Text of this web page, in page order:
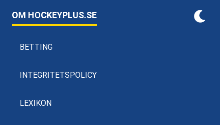
OM HOCKEYPLUS.SE
BETTING
INTEGRITETSPOLICY
LEXIKON